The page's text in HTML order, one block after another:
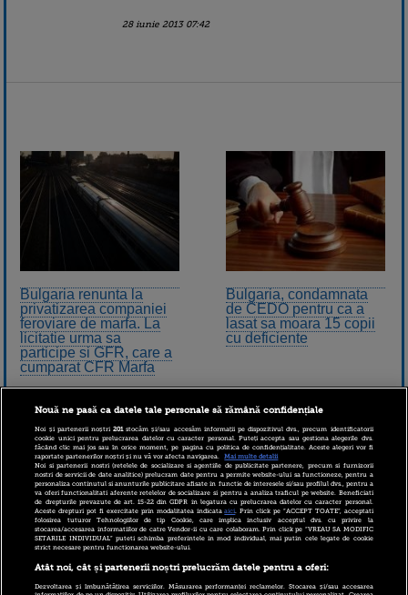
28 iunie 2013 07:42
Bulgaria renunta la
privatizarea companiei
feroviare de marfa. La
licitatie urma sa
participe si GFR, care a
cumparat CFR Marfa
Bulgaria, condamnata
de CEDO pentru ca a
lasat sa moara 15 copii
cu deficiente
Somajul din Bulgaria va
urca la 15% pana in
Nouă ne pasă ca datele tale personale să rămână confidențiale
Noi și partenerii noștri201stocăm și/sau accesăm informații pe dispozitivul dvs., precum identificatorii
cookie unici pentru prelucrarea datelor cu caracter personal. Puteți accepta sau gestiona alegerile dvs.
făcând clic mai jos sau în orice moment, pe pagina cu politica de confidențialitate. Aceste alegeri vor fi
raportate partenerilor noștri și nu vă vor afecta navigarea.
Mai multe detalii
Noi si partenerii nostri (retelele de socializare si agentiile de publicitate partenere, precum si furnizorii
nostri de servicii de date analitice) prelucram date pentru a permite website-ului sa functioneze, pentru a
personaliza continutul si anunturile publicitare afisate in functie de interesele si/sau profilul dvs., pentru a
va oferi functionalitati aferente retelelor de socializare si pentru a analiza traficul pe website. Beneficiati
de drepturile prevazute de art. 15-22 din GDPR in legatura cu prelucrarea datelor cu caracter personal.
Aceste drepturi pot fi exercitate prin modalitatea indicataaici. Prin click pe “ACCEPT TOATE”, acceptati
folosirea tuturor Tehnologiilor de tip Cookie, care implica inclusiv acceptul dvs. cu privire la
stocarea/accesarea informatiilor de catre Vendor-ii cu care colaboram. Prin click pe “VREAU SA MODIFIC
SETARILE INDIVIDUAL” puteti schimba preferintele in mod individual, mai putin cele legate de cookie
strict necesare pentru functionarea website-ului.
Atât noi, cât și partenerii noștri prelucrăm datele pentru a oferi:
Dezvoltarea și îmbunătățirea serviciilor. Măsurarea performanței reclamelor. Stocarea și/sau accesarea